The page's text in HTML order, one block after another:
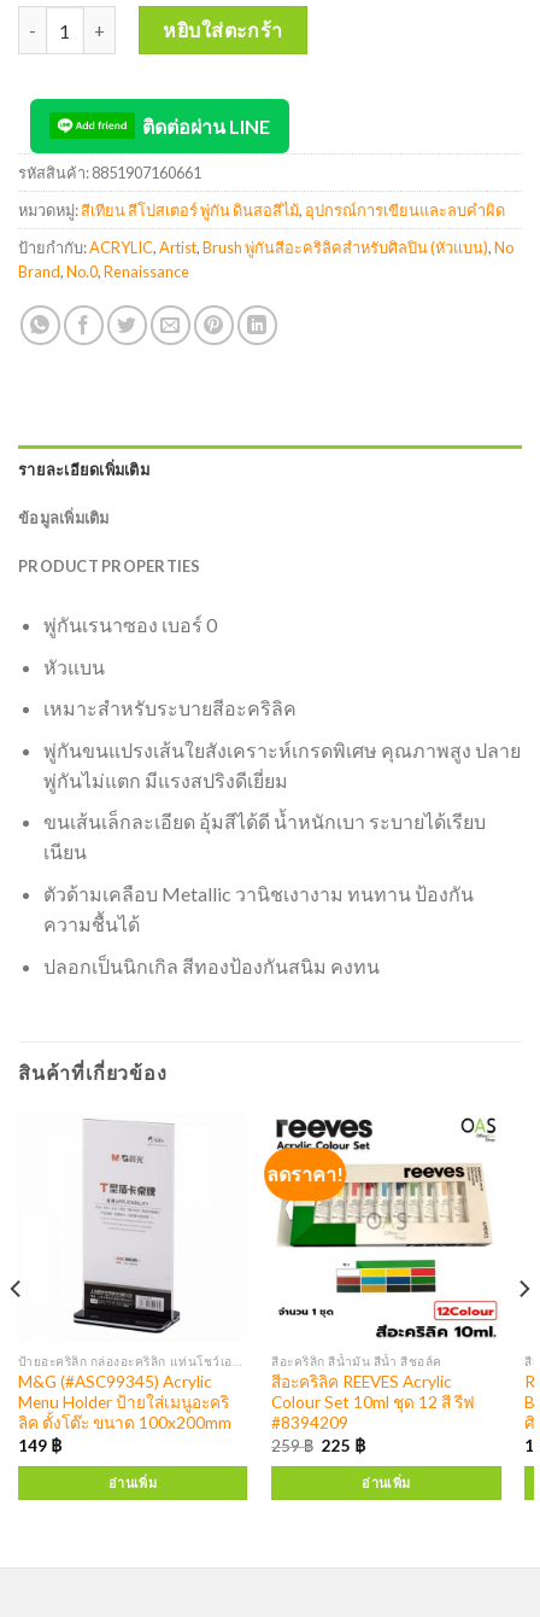
จำนวน Renaissance Artist Acrylic Brush พู่กันสีอะคริลิคสำหรับศิล
หยิบใส่ตะกร้า
ติดต่อผ่าน LINE
รหัสสินค้า:8851907160661
หมวดหมู่:สีเทียน สีโปสเตอร์ พู่กัน ดินสอสีไม้, อุปกรณ์การเขียนและลบคำผิด
ป้ายกำกับ:ACRYLIC,Artist,Brush พู่กันสีอะคริลิคสำหรับศิลปิน (หัวแบน),No
Brand,No.0,Renaissance
รายละเอียดเพิ่มเติม
ข้อมูลเพิ่มเติม
PRODUCT PROPERTIES
พู่กันเรนาซอง เบอร์ 0
หัวแบน
เหมาะสำหรับระบายสีอะคริลิค
พู่กันขนแปรงเส้นใยสังเคราะห์เกรดพิเศษ คุณภาพสูง ปลาย
พู่กันไม่แตก มีแรงสปริงดีเยี่ยม
ขนเส้นเล็กละเอียด อุ้มสีได้ดี น้ำหนักเบา ระบายได้เรียบ
เนียน
ตัวด้ามเคลือบ Metallic วานิชเงางาม ทนทาน ป้องกัน
ความชื้นได้
ปลอกเป็นนิกเกิล สีทองป้องกันสนิม คงทน
สินค้าที่เกี่ยวข้อง
ป้ายอะคริลิก กล่องอะคริลิก แท่นโชว์เอกสาร ป้ายโบรชัวร์ กล่องใส่โบรชัวร์ ป้ายพลาสติก
M&G (#ASC99345) Acrylic
Menu Holder ป้ายใส่เมนูอะคริ
ลิค ตั้งโต๊ะ ขนาด 100x200mm
149 ฿
อ่านเพิ่ม
ลดราคา!
สีอะคริลิก สีน้ำมัน สีน้ำ สีชอล์ค
สีอะคริลิค REEVES Acrylic
Colour Set 10ml ชุด 12 สี รีฟ
#8394209
259฿ 225 ฿
อ่านเพิ่ม
สี
ศิ